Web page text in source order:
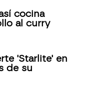
cocina
al curry
'Starlite' en
de su